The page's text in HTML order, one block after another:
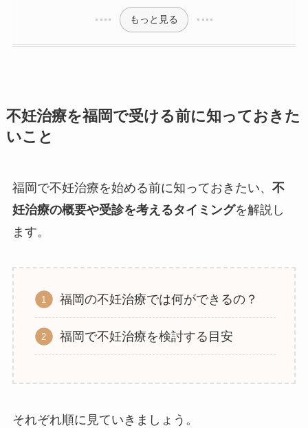
もっと見る
不妊治療を福岡で受ける前に知っておきた
いこと
福岡で不妊治療を始める前に知っておきたい、 不
妊治療の概要や受診を考えるタイミングを解説し
ます。
福岡の不妊治療では何ができるの？
福岡で不妊治療を検討する目安
それぞれ順に見ていきましょう。